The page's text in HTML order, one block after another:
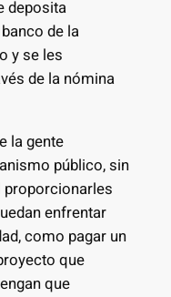
deposita
de la
y se les
de la nómina
la gente
público, sin
proporcionarles
enfrentar
como pagar un
que
que